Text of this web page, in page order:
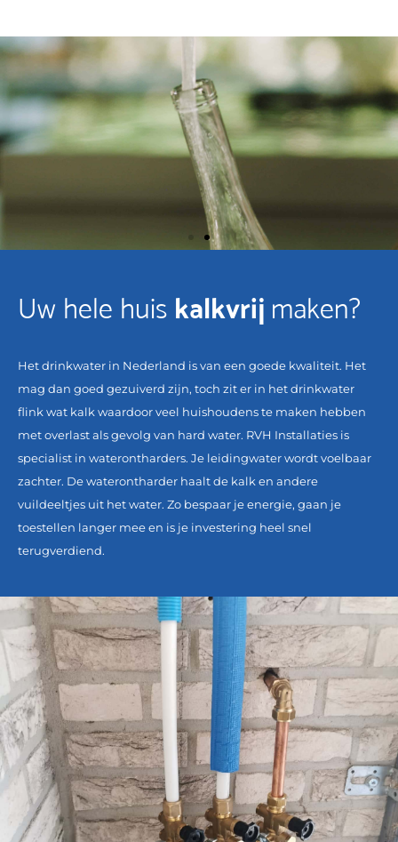
Uw hele huis kalkvrij maken?
Het drinkwater in Nederland is van een goede kwaliteit. Het
mag dan goed gezuiverd zijn, toch zit er in het drinkwater
flink wat kalk waardoor veel huishoudens te maken hebben
met overlast als gevolg van hard water. RVH Installaties is
specialist in waterontharders. Je leidingwater wordt voelbaar
zachter. De waterontharder haalt de kalk en andere
vuildeeltjes uit het water. Zo bespaar je energie, gaan je
toestellen langer mee en is je investering heel snel
terugverdiend.